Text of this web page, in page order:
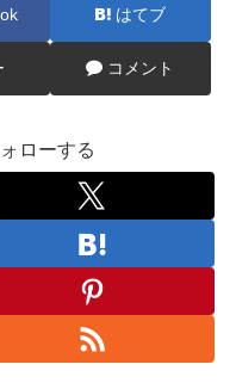
はてブ
コメント
ローする